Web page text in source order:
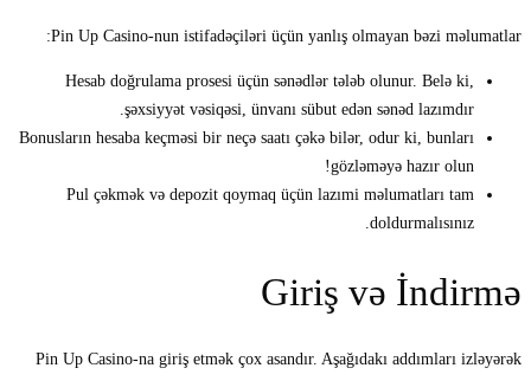
Pin Up Casino-nun istifadəçiləri üçün yanlış olmayan bəzi məlumatlar:
Hesab doğrulama prosesi üçün sənədlər tələb olunur. Belə ki,
şəxsiyyət vəsiqəsi, ünvanı sübut edən sənəd lazımdır.
Bonusların hesaba keçməsi bir neçə saatı çəkə bilər, odur ki, bunları
gözləməyə hazır olun!
Pul çəkmək və depozit qoymaq üçün lazımi məlumatları tam
doldurmalısınız.
Giriş və İndirmə
Pin Up Casino-na giriş etmək çox asandır. Aşağıdakı addımları izləyərək